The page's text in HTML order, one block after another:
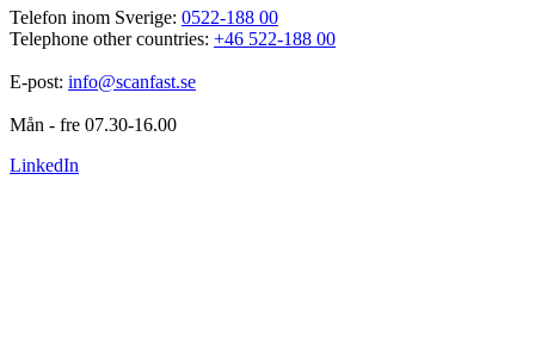
Telefon inom Sverige: 0522-188 00
Telephone other countries: +46 522-188 00
E-post: info@scanfast.se
Mån - fre 07.30-16.00
LinkedIn